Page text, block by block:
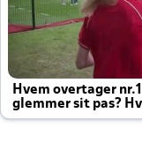
Hvem overtager
glemmer sit pas?
altid til efter